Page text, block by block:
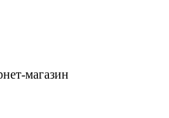
магазин